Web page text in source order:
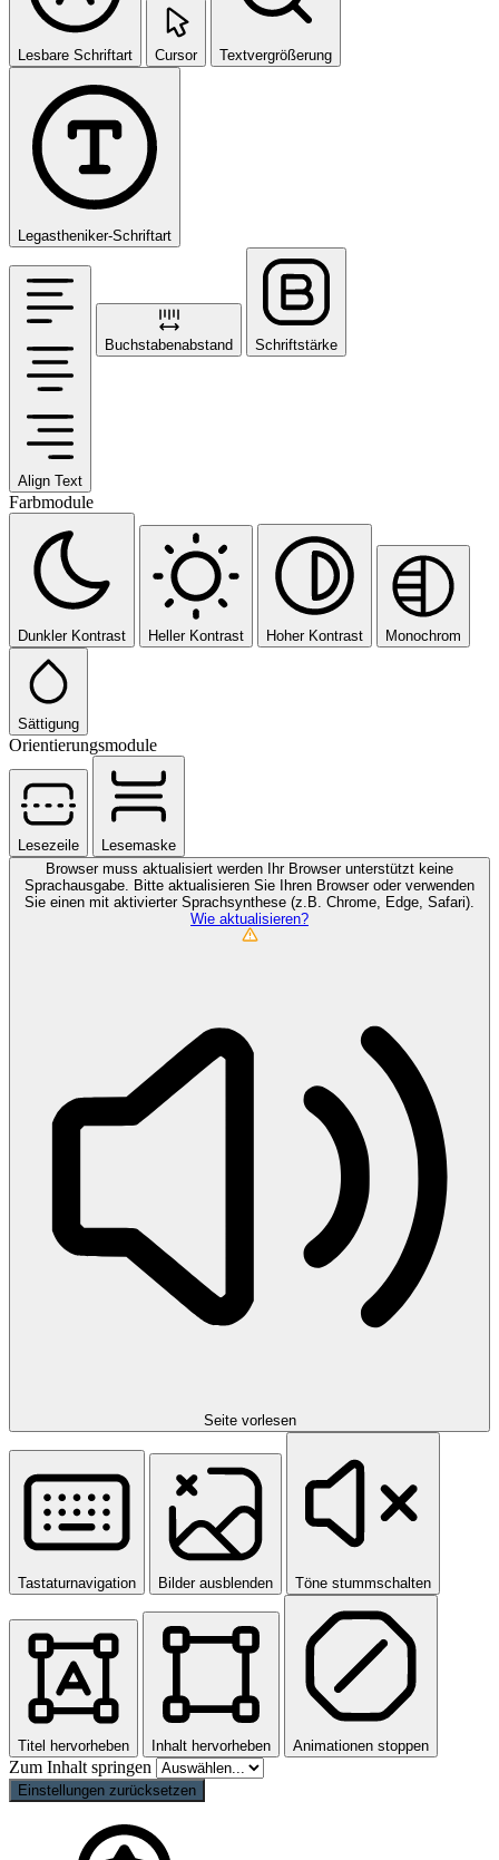
Lesbare Schriftart Cursor Textvergrößerung
Legastheniker-Schriftart
Align Text
Buchstabenabstand Schriftstärke
Farbmodule
Dunkler Kontrast Heller Kontrast Hoher Kontrast Monochrom
Sättigung
Orientierungsmodule
Lesezeile
Lesemaske
Browser muss aktualisiert werden
Ihr Browser unterstützt keine
Sprachausgabe. Bitte aktualisieren Sie Ihren Browser oder verwenden
Sie einen mit aktivierter Sprachsynthese (z.B. Chrome, Edge, Safari).
Wie aktualisieren?
Seite vorlesen
Tastaturnavigation Bilder ausblenden Töne stummschalten
Titel hervorheben Inhalt hervorheben Animationen stoppen
Zum Inhalt springen
Einstellungen zurücksetzen